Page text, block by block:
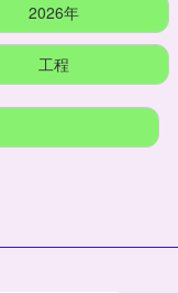
2026年
工程